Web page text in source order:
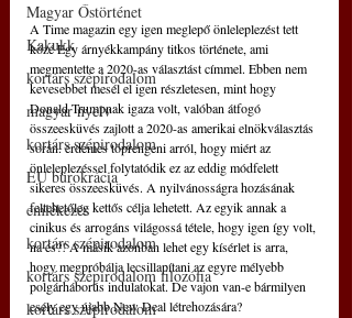
Magyar Őstörténet
Kakukk
kortárs szépirodalom
magyar nyelv
kortárs szépirodalom
EU bürokrácia
emlékezés
kortárs szépirodalom
kortárs szépirodalom filozófia
kortárs szépirodalom
A Time magazin egy igen meglepő önleleplezést tett
közé Egy árnyékkampány titkos története, ami
megmentette a 2020-as választást címmel. Ebben nem
kevesebbet mesél el igen részletesen, mint hogy
Donald Trumpnak igaza volt, valóban átfogó
összeesküvés zajlott a 2020-as amerikai elnökválasztás
során. érdemes töprengeni arról, hogy miért az
önleleplezéssel folytatódik ez az eddig módfelett
sikeres összeesküvés. A nyilvánosságra hozásának
feltehetőleg kettős célja lehetett. Az egyik annak a
cinikus és arrogáns világossá tétele, hogy igen így volt,
na és?! A másik azonban lehet egy kísérlet is arra,
hogy megpróbálja lecsillapítani az egyre mélyebb
polgárháborús indulatokat. De vajon van-e bármilyen
esély egy újabb New Deal létrehozására?